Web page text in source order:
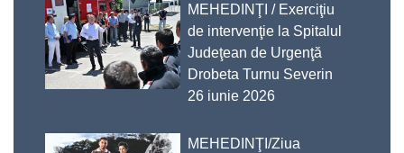
MEHEDINŢI / Exerciţiu
de intervenţie la Spitalul
Judeţean de Urgenţă
Drobeta Turnu Severin
26 iunie 2026
MEHEDINŢI/Ziua